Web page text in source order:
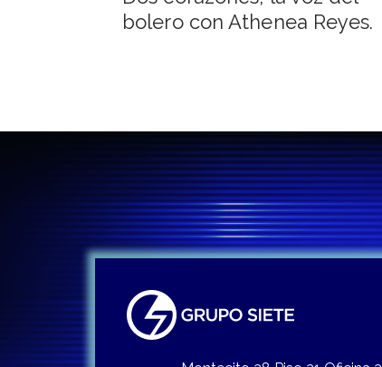
de
bolero con Athenea Reyes.